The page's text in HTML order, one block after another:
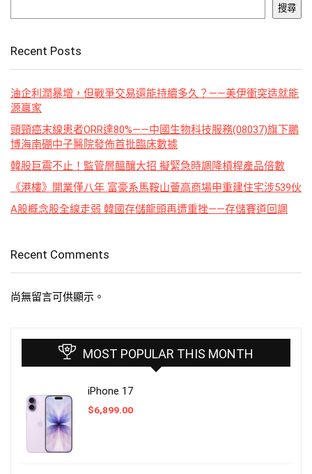
搜尋
Recent Posts
油企利潤暴增，但戰爭交易還能持續多久？——美伊衝突造就能
源贏家
頭頸癌末線患者ORR達80%——中國生物科技服務(08037)旗下鵬
博海南硼中子醫院發佈首批臨床數據
韓股巨震不止！監管層醞釀大招 擬緊急時調降槓桿產品倍數
《港樓》開業僅八年 富豪系馬鞍山薈高商場申重建住宅涉539伙
A股概念股全線走弱 韓國存儲龍頭再遭重挫——存儲賽道回調
Recent Comments
尚無留言可供顯示。
MOST POPULAR THIS MONTH
iPhone 17
$6,899.00